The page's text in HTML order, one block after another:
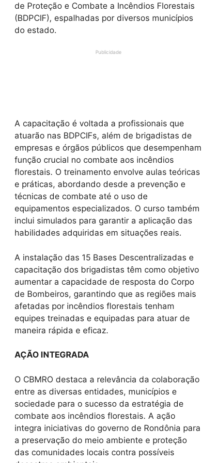
de Proteção e Combate a Incêndios Florestais
(BDPCIF), espalhadas por diversos municípios
do estado.
Publicidade
A capacitação é voltada a profissionais que
atuarão nas BDPCIFs, além de brigadistas de
empresas e órgãos públicos que desempenham
função crucial no combate aos incêndios
florestais. O treinamento envolve aulas teóricas
e práticas, abordando desde a prevenção e
técnicas de combate até o uso de
equipamentos especializados. O curso também
inclui simulados para garantir a aplicação das
habilidades adquiridas em situações reais.
A instalação das 15 Bases Descentralizadas e
capacitação dos brigadistas têm como objetivo
aumentar a capacidade de resposta do Corpo
de Bombeiros, garantindo que as regiões mais
afetadas por incêndios florestais tenham
equipes treinadas e equipadas para atuar de
maneira rápida e eficaz.
AÇÃO INTEGRADA
O CBMRO destaca a relevância da colaboração
entre as diversas entidades, municípios e
sociedade para o sucesso da estratégia de
combate aos incêndios florestais. A ação
integra iniciativas do governo de Rondônia para
a preservação do meio ambiente e proteção
das comunidades locais contra possíveis